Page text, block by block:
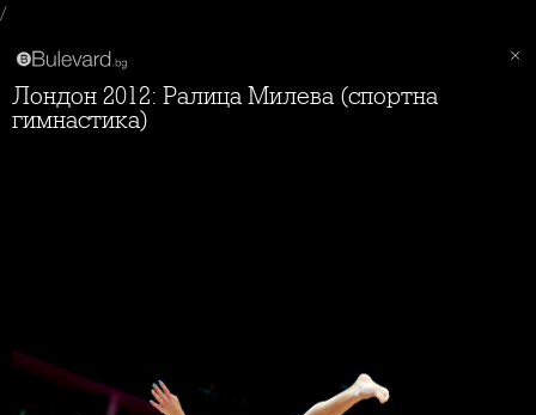
/
Лондон 2012: Ралица Милева (спортна
гимнастика)